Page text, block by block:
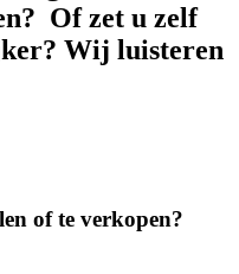
Of zet u zelf
Wij luisteren
of te verkopen?